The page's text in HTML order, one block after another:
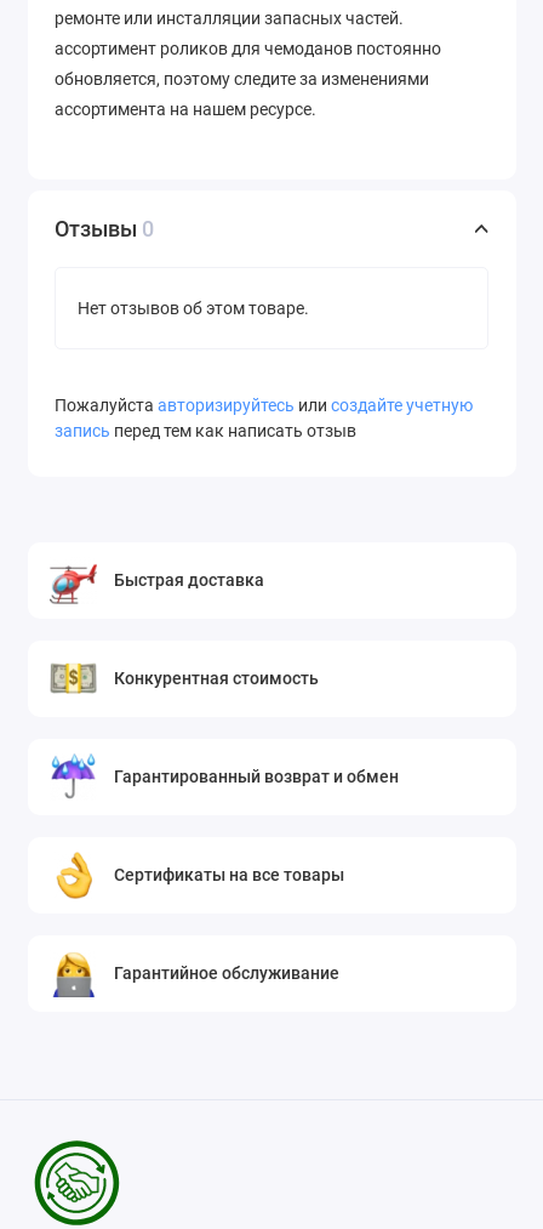
ремонте или инсталляции запасных частей.
ассортимент роликов для чемоданов постоянно
обновляется, поэтому следите за изменениями
ассортимента на нашем ресурсе.
Отзывы 0
Нет отзывов об этом товаре.
Пожалуйста авторизируйтесь или создайте учетную
запись перед тем как написать отзыв
Быстрая доставка
Конкурентная стоимость
Гарантированный возврат и обмен
Сертификаты на все товары
Гарантийное обслуживание